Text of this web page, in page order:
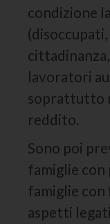
condizione
lavoratori
soprattutto
reddito.
Sono poi
famiglie con
famiglie con
aspetti